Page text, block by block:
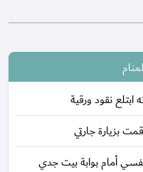
نقود ورقية
بزيارة جارتي
أمام بوابة بيت جدي